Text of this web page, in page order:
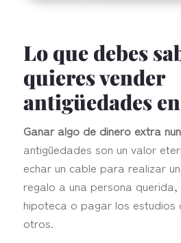
Lo que debes
quieres vender
antigüedades
Ganar algo de dinero extra
antigüedades son un valor
echar un cable para realizar
regalo a una persona
hipoteca o pagar los estudios
otros.